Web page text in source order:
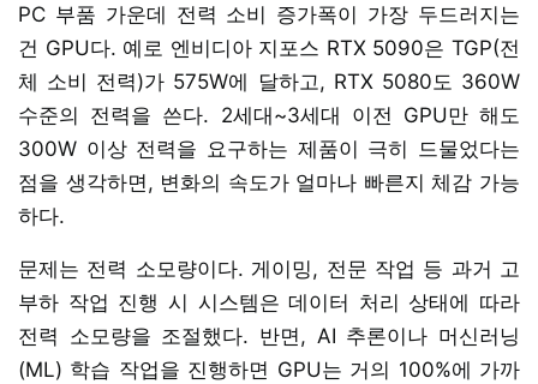
PC 부품 가운데 전력 소비 증가폭이 가장 두드러지는
건 GPU다. 예로 엔비디아 지포스 RTX 5090은 TGP(전
체 소비 전력)가 575W에 달하고, RTX 5080도 360W
수준의 전력을 쓴다. 2세대~3세대 이전 GPU만 해도
300W 이상 전력을 요구하는 제품이 극히 드물었다는
점을 생각하면, 변화의 속도가 얼마나 빠른지 체감 가능
하다.
문제는 전력 소모량이다. 게이밍, 전문 작업 등 과거 고
부하 작업 진행 시 시스템은 데이터 처리 상태에 따라
전력 소모량을 조절했다. 반면, AI 추론이나 머신러닝
(ML) 학습 작업을 진행하면 GPU는 거의 100%에 가까